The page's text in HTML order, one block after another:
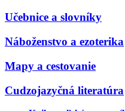
Učebnice a slovníky
Náboženstvo a ezoterika
Mapy a cestovanie
Cudzojazyčná literatúra